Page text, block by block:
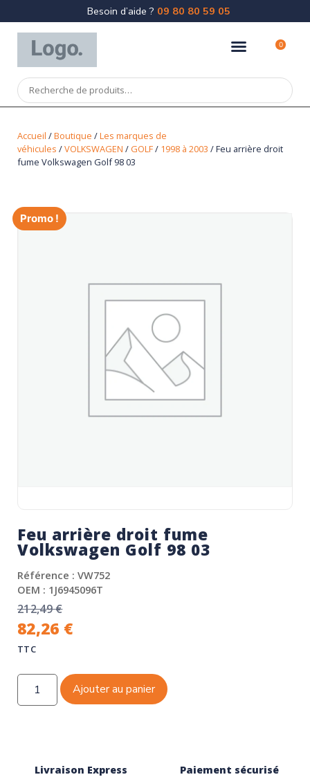
Besoin d’aide ? 09 80 80 59 05
0
Accueil /Boutique /Les marques de
véhicules /VOLKSWAGEN / GOLF/ 1998 à 2003 / Feu arrière droit
fume Volkswagen Golf 98 03
Promo !
Feu arrière droit fume
Volkswagen Golf 98 03
Référence : VW752
OEM : 1J6945096T
212,49€
82,26 €
TTC
Ajouter au panier
Livraison Express Paiement sécurisé